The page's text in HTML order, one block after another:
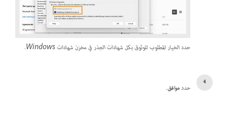
حدد الخيار المطلوب للوثوق بكل شهادات الجذر في مخزن شهادات Windows.
حددموافق.